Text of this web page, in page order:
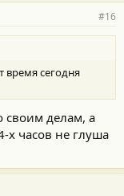
#16
время сегодня
своим делам, а
х часов не глуша